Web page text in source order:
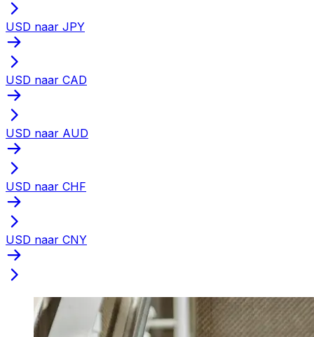
USD naar JPY
USD naar CAD
USD naar AUD
USD naar CHF
USD naar CNY